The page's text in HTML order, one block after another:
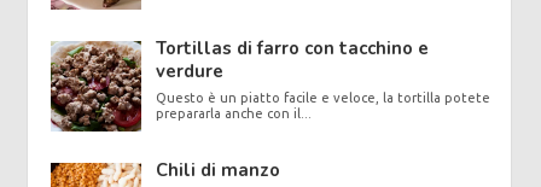
Tortillas di farro con tacchino e
verdure
Questo è un piatto facile e veloce, la tortilla potete
prepararla anche con il...
Chili di manzo